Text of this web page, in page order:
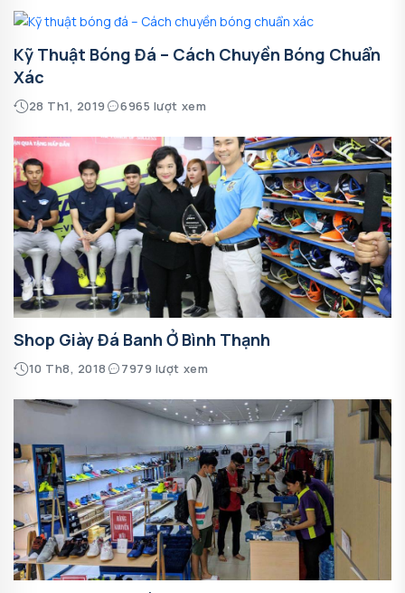
Kỹ Thuật Bóng Đá – Cách Chuyền Bóng Chuẩn
Xác
28 Th1, 2019 6965 lượt xem
Shop Giày Đá Banh Ở Bình Thạnh
10 Th8, 2018 7979 lượt xem